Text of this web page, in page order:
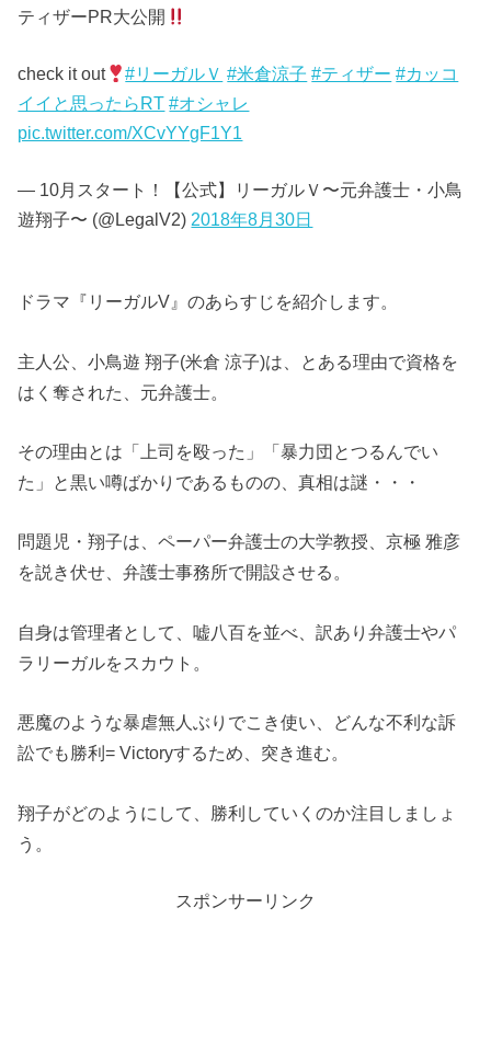
ティザーPR大公開
check it out #リーガルＶ #米倉涼子 #ティザー #カッコ
イイと思ったらRT #オシャレ
pic.twitter.com/XCvYYgF1Y1
— 10月スタート！【公式】リーガルＶ〜元弁護士・小鳥
遊翔子〜 (@LegalV2)2018年8月30日
ドラマ『リーガルV』のあらすじを紹介します。
主人公、小鳥遊 翔子(米倉 涼子)は、とある理由で資格を
はく奪された、元弁護士。
その理由とは「上司を殴った」「暴力団とつるんでい
た」と黒い噂ばかりであるものの、真相は謎・・・
問題児・翔子は、ペーパー弁護士の大学教授、京極 雅彦
を説き伏せ、弁護士事務所で開設させる。
自身は管理者として、嘘八百を並べ、訳あり弁護士やパ
ラリーガルをスカウト。
悪魔のような暴虐無人ぶりでこき使い、どんな不利な訴
訟でも勝利= Victoryするため、突き進む。
翔子がどのようにして、勝利していくのか注目しましょ
う。
スポンサーリンク